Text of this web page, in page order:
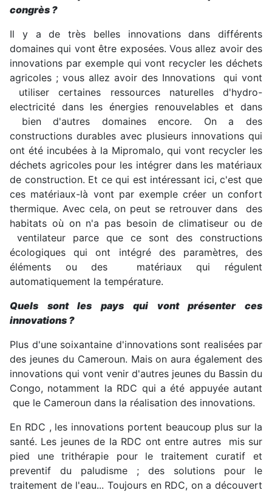
congrès ?
Il y a de très belles innovations dans différents
domaines qui vont être exposées. Vous allez avoir des
innovations par exemple qui vont recycler les déchets
agricoles ; vous allez avoir des Innovations qui vont
utiliser certaines ressources naturelles d'hydro-
electricité dans les énergies renouvelables et dans
bien d'autres domaines encore. On a des
constructions durables avec plusieurs innovations qui
ont été incubées à la Mipromalo, qui vont recycler les
déchets agricoles pour les intégrer dans les matériaux
de construction. Et ce qui est intéressant ici, c'est que
ces matériaux-là vont par exemple créer un confort
thermique. Avec cela, on peut se retrouver dans des
habitats où on n'a pas besoin de climatiseur ou de
ventilateur parce que ce sont des constructions
écologiques qui ont intégré des paramètres, des
éléments ou des matériaux qui régulent
automatiquement la température.
Quels sont les pays qui vont présenter ces
innovations ?
Plus d'une soixantaine d'innovations sont realisées par
des jeunes du Cameroun. Mais on aura également des
innovations qui vont venir d'autres jeunes du Bassin du
Congo, notamment la RDC qui a été appuyée autant
que le Cameroun dans la réalisation des innovations.
En RDC , les innovations portent beaucoup plus sur la
santé. Les jeunes de la RDC ont entre autres mis sur
pied une trithérapie pour le traitement curatif et
preventif du paludisme ; des solutions pour le
traitement de l'eau... Toujours en RDC, on a découvert